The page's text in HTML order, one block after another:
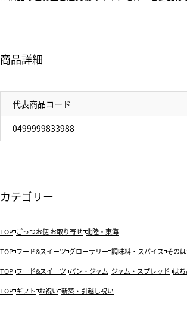
商品詳細
代表商品コード
0499999833988
カテゴリー
TOP ごっつお便 お取り寄せ 北陸・東海
TOP フード&スイーツ グローサリー 調味料・スパイス その
TOP フード&スイーツ パン・ジャム ジャム・スプレッド は
TOP ギフト お祝い 新築・引越し祝い